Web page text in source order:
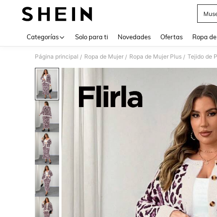
Categorías Solo para ti Novedades Ofertas Ropa
Página principal / Ropa de Mujer / Ropa de Mujer Plus / Tejido de